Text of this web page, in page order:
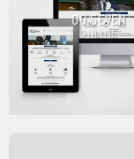
OO SEVEN
ONLINE